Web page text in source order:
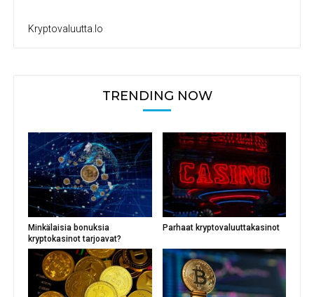
Kryptovaluutta.io
TRENDING NOW
Minkälaisia bonuksia
kryptokasinot tarjoavat?
Parhaat kryptovaluuttakasinot